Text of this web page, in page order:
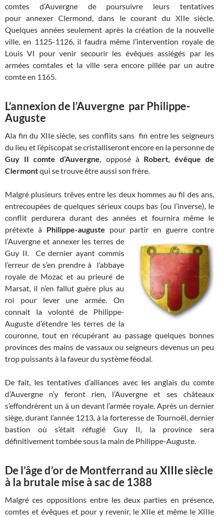
comtes d’Auvergne de poursuivre leurs tentatives
pour annexer Clermond, dans le courant du XIIe siècle.
Quelques années seulement après la création de la nouvelle
ville, en 1125-1126, il faudra même l’intervention royale de
Louis VI pour venir secourir les évêques assiégés par les
armées comtales et la ville sera encore pillée par un autre
comte en 1165.
L’annexion de l’Auvergne par Philippe-
Auguste
Ala fin du XIIe siècle, ses conflits sans fin entre les seigneurs
du lieu et l’épiscopat se cristalliseront encore en la personne de
Guy II comte d’Auvergne, opposé à Robert, évêque de
Clermontqui se trouve être aussi son frère.
Malgré plusieurs trêves entre les deux hommes au fil des ans,
entrecoupées de quelques sérieux coups bas (ou l’inverse), le
conflit perdurera durant des années et fournira même le
prétexte à Philippe-auguste pour partir en guerre contre
l’Auvergne et annexer les terres de
Guy II. Ce dernier ayant commis
l’erreur de s’en prendre à l’abbaye
royale de Mozac et au prieuré de
Marsat, il n’en fallut guère plus au
roi pour lever une armée. On
connait la volonté de Philippe-
Auguste d’étendre les terres de la
couronne, tout en récupérant au passage quelques bonnes
provinces des mains de vassaux ou seigneurs devenus un peu
trop puissants à la faveur du système féodal.
De fait, les tentatives d’alliances avec les anglais du comte
d’Auvergne n’y feront rien, l’Auvergne et ses châteaux
s’effondrèrent un à un devant l’armée royale. Après un dernier
siège, durant l’année 1213, à la forteresse de Tournoël, dernier
bastion où s’était réfugié Guy II, la province sera
définitivement tombée sous la main de Philippe-Auguste.
De l’âge d’or de Montferrand au XIIIe siècle
à la brutale mise à sac de 1388
Malgré ces oppositions entre les deux parties en présence,
comtes et évêques et pour y revenir, le XIIe et même le XIIIe